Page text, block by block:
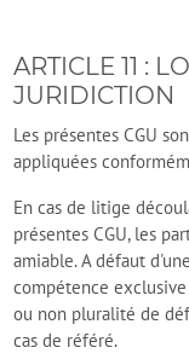
ARTICLE 11 :
JURIDICTION
Les présentes CGU
appliquées
En cas de litige
présentes CGU, les
amiable. A défaut
compétence
ou non pluralité de
cas de référé.